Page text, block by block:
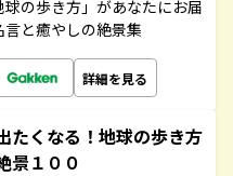
の歩き方」があなたにお届
と癒やしの絶景集
詳細を見る
たくなる！地球の歩き方
景１００